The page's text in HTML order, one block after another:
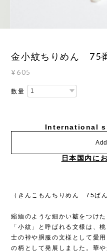
金小紋ちりめん 75
¥605
数量
International
日本国内に
（きんこもんちりめん 75ばん
縮緬のような細かい皺をつけた
「小紋」と呼ばれる文様は、
士の裃や胴服の文様として愛
の柄として発展しました。華